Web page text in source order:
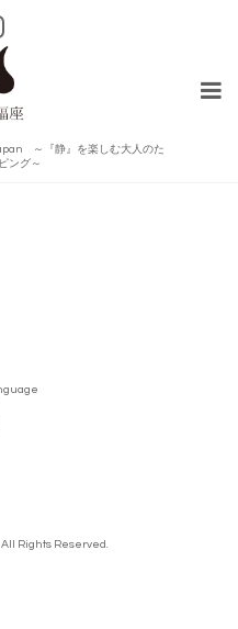
～『静』を楽しむ大人のた
ング～
All Rights Reserved.